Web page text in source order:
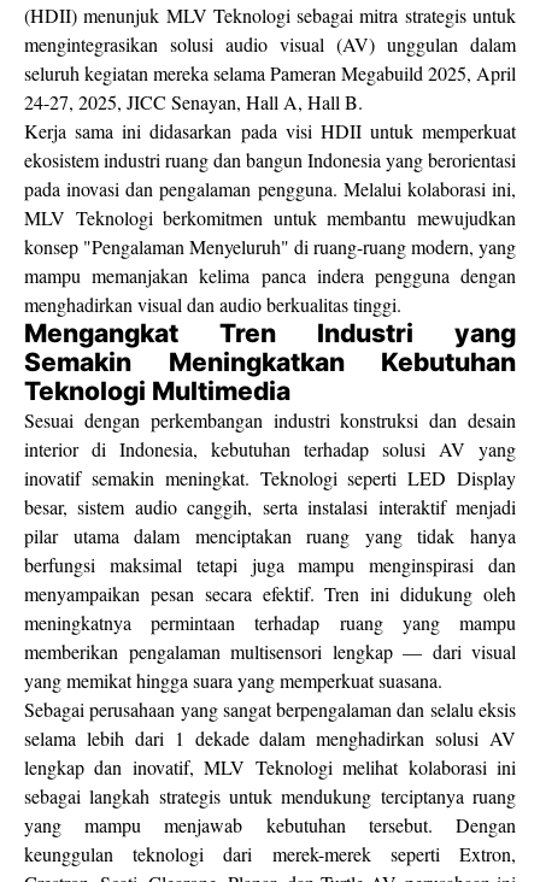
(HDII) menunjuk MLV Teknologi sebagai mitra strategis untuk
mengintegrasikan solusi audio visual (AV) unggulan dalam
seluruh kegiatan mereka selama Pameran Megabuild 2025, April
24-27, 2025, JICC Senayan, Hall A, Hall B.
Kerja sama ini didasarkan pada visi HDII untuk memperkuat
ekosistem industri ruang dan bangun Indonesia yang berorientasi
pada inovasi dan pengalaman pengguna. Melalui kolaborasi ini,
MLV Teknologi berkomitmen untuk membantu mewujudkan
konsep "Pengalaman Menyeluruh" di ruang-ruang modern, yang
mampu memanjakan kelima panca indera pengguna dengan
menghadirkan visual dan audio berkualitas tinggi.
Mengangkat Tren Industri yang
Semakin Meningkatkan Kebutuhan
Teknologi Multimedia
Sesuai dengan perkembangan industri konstruksi dan desain
interior di Indonesia, kebutuhan terhadap solusi AV yang
inovatif semakin meningkat. Teknologi seperti LED Display
besar, sistem audio canggih, serta instalasi interaktif menjadi
pilar utama dalam menciptakan ruang yang tidak hanya
berfungsi maksimal tetapi juga mampu menginspirasi dan
menyampaikan pesan secara efektif. Tren ini didukung oleh
meningkatnya permintaan terhadap ruang yang mampu
memberikan pengalaman multisensori lengkap — dari visual
yang memikat hingga suara yang memperkuat suasana.
Sebagai perusahaan yang sangat berpengalaman dan selalu eksis
selama lebih dari 1 dekade dalam menghadirkan solusi AV
lengkap dan inovatif, MLV Teknologi melihat kolaborasi ini
sebagai langkah strategis untuk mendukung terciptanya ruang
yang mampu menjawab kebutuhan tersebut. Dengan
keunggulan teknologi dari merek-merek seperti Extron,